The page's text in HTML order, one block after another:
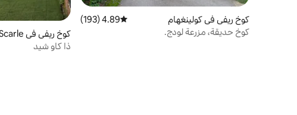
كوخ ريفي في كولينغهام متوسط التقييم 4.89 من 5، 193 مراجعات
4.89 (193)
كوخ حديقة، مزرعة لودج.
كوخ ريفي في North Scarle
ذا كاو شيد